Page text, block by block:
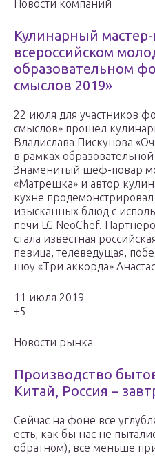
Новости компаний
Кулинарный мастер-
всероссийском
образовательном
смыслов 2019»
22 июля для участников
смыслов» прошел
Владислава Пискунова
в рамках
Знаменитый шеф-повар
«Матрешка» и автор
кухне
изысканных блюд с
печи LG NeoChef.
стала известная
певица, телеведущая,
шоу «Три аккорда»
11 июля 2019
+5
Новости рынка
Производство
Китай, Россия –
Сейчас на фоне все
есть, как бы нас не
обратном), все меньше